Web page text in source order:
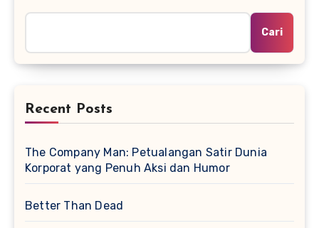
Cari
Recent Posts
The Company Man: Petualangan Satir Dunia
Korporat yang Penuh Aksi dan Humor
Better Than Dead